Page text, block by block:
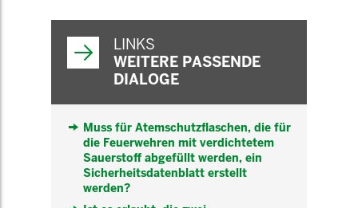
LINKS
WEITERE PASSENDE
DIALOGE
Muss für Atemschutzflaschen, die für
die Feuerwehren mit verdichtetem
Sauerstoff abgefüllt werden, ein
Sicherheitsdatenblatt erstellt
werden?